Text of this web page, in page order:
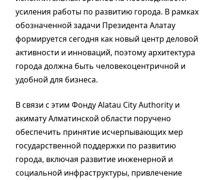
усиления работы по развитию города. В рамках
обозначенной задачи Президента Алатау
формируется сегодня как новый центр деловой
активности и инноваций, поэтому архитектура
города должна быть человекоцентричной и
удобной для бизнеса.
В связи с этим Фонду Alatau City Authority и
акимату Алматинской области поручено
обеспечить принятие исчерпывающих мер
государственной поддержки по развитию
города, включая развитие инженерной и
социальной инфраструктуры, привлечение